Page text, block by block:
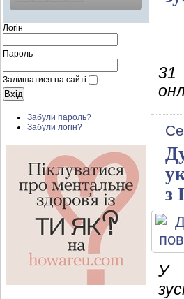
Логін
Пароль
Залишатися на сайті
Забули пароль?
Забули логін?
31
з
У